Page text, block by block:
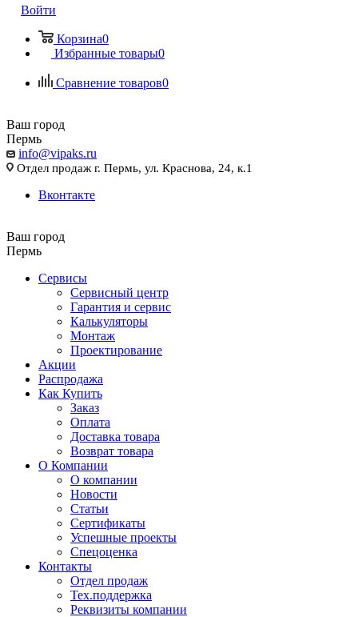
Войти
Корзина0
Избранные товары0
Сравнение товаров0
Ваш город
Пермь
info@vipaks.ru
Отдел продаж г. Пермь, ул. Краснова, 24, к.1
Вконтакте
Ваш город
Пермь
Сервисы
Сервисный центр
Гарантия и сервис
Калькуляторы
Монтаж
Проектирование
Акции
Распродажа
Как Купить
Заказ
Оплата
Доставка товара
Возврат товара
О Компании
О компании
Новости
Статьи
Сертификаты
Успешные проекты
Спецоценка
Контакты
Отдел продаж
Тех.поддержка
Реквизиты компании